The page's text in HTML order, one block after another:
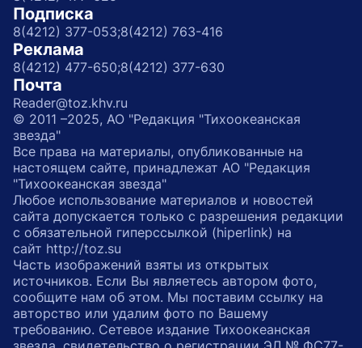
Подписка
8(4212) 377-053;8(4212) 763-416
Реклама
8(4212) 477-650;8(4212) 377-630
Почта
Reader@toz.khv.ru
© 2011 –2025, АО "Редакция "Тихоокеанская
звезда"
Все права на материалы, опубликованные на
настоящем сайте, принадлежат АО "Редакция
"Тихоокеанская звезда"
Любое использование материалов и новостей
сайта допускается только с разрешения редакции
с обязательной гиперссылкой (hiperlink) на
сайт http://toz.su
Часть изображений взяты из открытых
источников. Если Вы являетесь автором фото,
сообщите нам об этом. Мы поставим ссылку на
авторство или удалим фото по Вашему
требованию. Сетевое издание Тихоокеанская